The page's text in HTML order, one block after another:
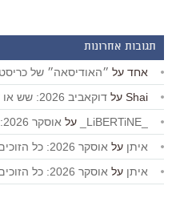
תגובות אחרונות
אחד על ״האודיסאה״ של
Shai על דוקאביב 2026: שש או שבע המלצות
על אוסקר 2026: כל הזוכים
איתן על אוסקר 2026: כל הזוכים
איתן על אוסקר 2026: כל הזוכים